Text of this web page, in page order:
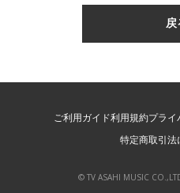
ご利用ガイド利用規約プライ
特定商取引法
© TV ASAHI MUSIC